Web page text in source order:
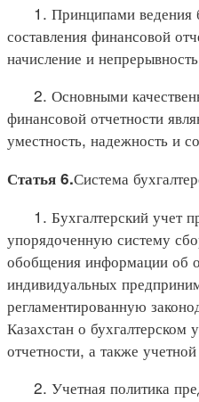
1. Принципами ведения
составления финансовой
начисление и
2. Основными
финансовой отчетности
уместность, надежность и
Статья 6.Система
1. Бухгалтерский учет
упорядоченную систему
обобщения информации об
индивидуальных
регламентированную
Казахстан о бухгалтерском
отчетности, а также
2. Учетная политика